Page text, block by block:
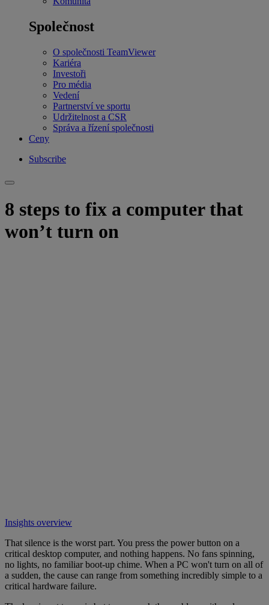
Společnost
O společnosti TeamViewer
Kariéra
Investoři
Pro média
Vedení
Partnerství ve sportu
Udržitelnost a CSR
Správa a řízení společnosti
Ceny
Subscribe
8 steps to fix a computer that
won’t turn on
Insights overview
That silence is the worst part. You press the power button on a
critical desktop computer, and nothing happens. No fans spinning,
no lights, no familiar boot-up chime. When a PC won't turn on all of
a sudden, the cause can range from something incredibly simple to a
critical hardware failure.